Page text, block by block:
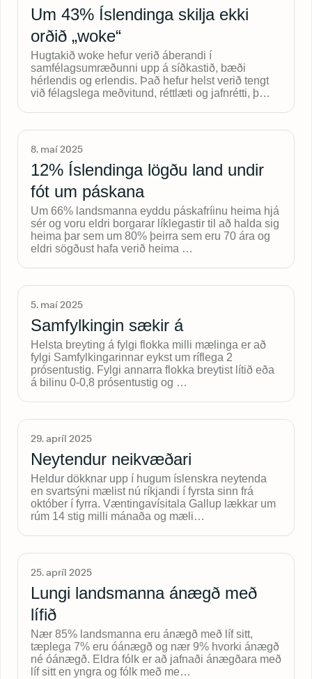
Um 43% Íslendinga skilja ekki
orðið „woke“
Hugtakið woke hefur verið áberandi í
samfélagsumræðunni upp á síðkastið, bæði
hérlendis og erlendis. Það hefur helst verið tengt
við félagslega meðvitund, réttlæti og jafnrétti, þ…
8. maí 2025
12% Íslendinga lögðu land undir
fót um páskana
Um 66% landsmanna eyddu páskafríinu heima hjá
sér og voru eldri borgarar líklegastir til að halda sig
heima þar sem um 80% þeirra sem eru 70 ára og
eldri sögðust hafa verið heima …
5. maí 2025
Samfylkingin sækir á
Helsta breyting á fylgi flokka milli mælinga er að
fylgi Samfylkingarinnar eykst um ríflega 2
prósentustig. Fylgi annarra flokka breytist lítið eða
á bilinu 0-0,8 prósentustig og …
29. apríl 2025
Neytendur neikvæðari
Heldur dökknar upp í hugum íslenskra neytenda
en svartsýni mælist nú ríkjandi í fyrsta sinn frá
október í fyrra. Væntingavísitala Gallup lækkar um
rúm 14 stig milli mánaða og mæli…
25. apríl 2025
Lungi landsmanna ánægð með
lífið
Nær 85% landsmanna eru ánægð með líf sitt,
tæplega 7% eru óánægð og nær 9% hvorki ánægð
né óánægð. Eldra fólk er að jafnaði ánægðara með
líf sitt en yngra og fólk með me…